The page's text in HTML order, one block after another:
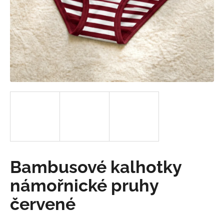
Bambusové kalhotky
námořnické pruhy
červené
a
j
í
t
?
D
o
p
o
r